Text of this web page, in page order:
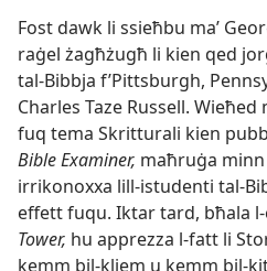
Fost dawk li ssieħbu maʼ
raġel żagħżugħ li kien qed
tal-Bibbja f’Pittsburgh,
Charles Taze Russell.
fuq tema Skritturali kien
Bible Examiner, maħruġa
irrikonoxxa lill-istudenti tal-
effett fuqu. Iktar tard, bħala l-
Tower, hu apprezza l-fatt li
kemm bil-kliem u kemm bil-